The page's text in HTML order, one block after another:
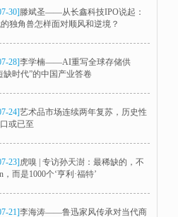
30]滕斌圣——从长鑫科技IPO说起：
独角兽怎样面对顺风和逆境？
28]李学楠——AI重写全球存储供
缺时代”的中国产业答卷
24]艺术品市场连续两年复苏，历史性
或已至
23]虎嗅 | 专访孙天澍：最稀缺的，不
，而是1000个‘亨利·福特’
21]李海涛——鲁迅家风传承对当代商